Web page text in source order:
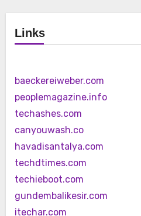
Links
baeckereiweber.com
peoplemagazine.info
techashes.com
canyouwash.co
havadisantalya.com
techdtimes.com
techieboot.com
gundembalikesir.com
itechar.com